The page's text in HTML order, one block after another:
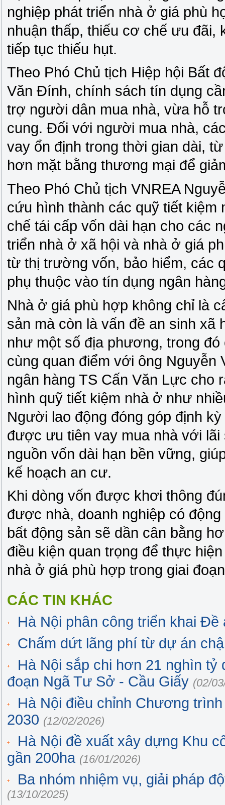
nghiệp phát triển nhà ở giá phù
nhuận thấp, thiếu cơ chế ưu đãi,
tiếp tục thiếu hụt.
Theo Phó Chủ tịch Hiệp hội Bất
Văn Đính, chính sách tín dụng
trợ người dân mua nhà, vừa hỗ
cung. Đối với người mua nhà,
vay ổn định trong thời gian dài,
hơn mặt bằng thương mại để
Theo Phó Chủ tịch VNREA
cứu hình thành các quỹ tiết
chế tái cấp vốn dài hạn cho các
triển nhà ở xã hội và nhà ở giá
từ thị trường vốn, bảo hiểm, các
phụ thuộc vào tín dụng ngân
Nhà ở giá phù hợp không chỉ là
sản mà còn là vấn đề an sinh xã
như một số địa phương, trong
cùng quan điểm với ông
ngân hàng TS Cấn Văn Lực cho
hình quỹ tiết kiệm nhà ở như
Người lao động đóng góp định
được ưu tiên vay mua nhà với
nguồn vốn dài hạn bền vững,
kế hoạch an cư.
Khi dòng vốn được khơi thông
được nhà, doanh nghiệp có
bất động sản sẽ dần cân bằng
điều kiện quan trọng để thực
nhà ở giá phù hợp trong giai
CÁC TIN KHÁC
Hà Nội phân công triển khai Đề
Chấm dứt lãng phí từ dự án
Hà Nội sắp chi hơn 21 nghìn tỷ
đoạn Ngã Tư Sở - Cầu Giấy (02/
Hà Nội điều chỉnh Chương
2030 (12/02/2026)
Hà Nội đề xuất xây dựng Khu
gần 200ha (16/01/2026)
Ba nhóm nhiệm vụ, giải pháp
(13/10/2025)